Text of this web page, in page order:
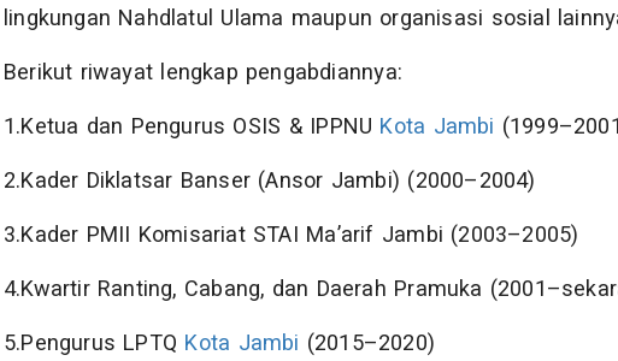
lingkungan Nahdlatul Ulama maupun organisasi sosial
Berikut riwayat lengkap pengabdiannya:
1.Ketua dan Pengurus OSIS & IPPNU Kota Jambi
2.Kader Diklatsar Banser (Ansor Jambi) (2000–2004)
3.Kader PMII Komisariat STAI Ma’arif Jambi (2003–2005)
4.Kwartir Ranting, Cabang, dan Daerah Pramuka
5.Pengurus LPTQ Kota Jambi (2015–2020)